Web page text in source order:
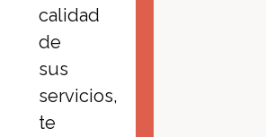
calidad
de
sus
servicios,
te